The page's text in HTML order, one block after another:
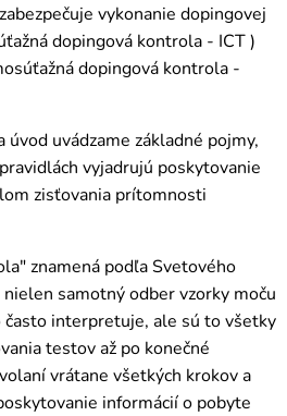
vykonanie dopingovej
dopingová kontrola - ICT )
dopingová kontrola -
uvádzame základné pojmy,
vyjadrujú poskytovanie
zisťovania prítomnosti
znamená podľa Svetového
samotný odber vzorky moču
často interpretuje, ale sú to všetky
testov až po konečné
vrátane všetkých krokov a
informácií o pobyte